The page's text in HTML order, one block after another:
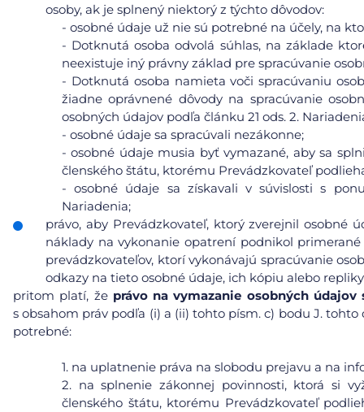
osoby, ak je splnený niektorý z týchto dôvodov:
- osobné údaje už nie sú potrebné na účely, na
- Dotknutá osoba odvolá súhlas, na základe
neexistuje iný právny základ pre spracúvanie
- Dotknutá osoba namieta voči spracúvaniu
žiadne oprávnené dôvody na spracúvanie
osobných údajov podľa článku 21 ods. 2.
- osobné údaje sa spracúvali nezákonne;
-osobné údaje musia byť vymazané, aby sa
členského štátu, ktorému Prevádzkovateľ
-osobné údaje sa získavali v súvislosti s
Nariadenia;
právo, aby Prevádzkovateľ, ktorý zverejnil osobné
náklady na vykonanie opatrení podnikol
prevádzkovateľov, ktorí vykonávajú spracúvanie
odkazy na tieto osobné údaje, ich kópiu alebo
pritom platí, že právo na vymazanie osobných údajov
s obsahom práv podľa (i) a (ii) tohto písm. c) bodu J.
potrebné:
1. na uplatnenie práva na slobodu prejavu a na
2. na splnenie zákonnej povinnosti, ktorá si
členského štátu, ktorému Prevádzkovateľ